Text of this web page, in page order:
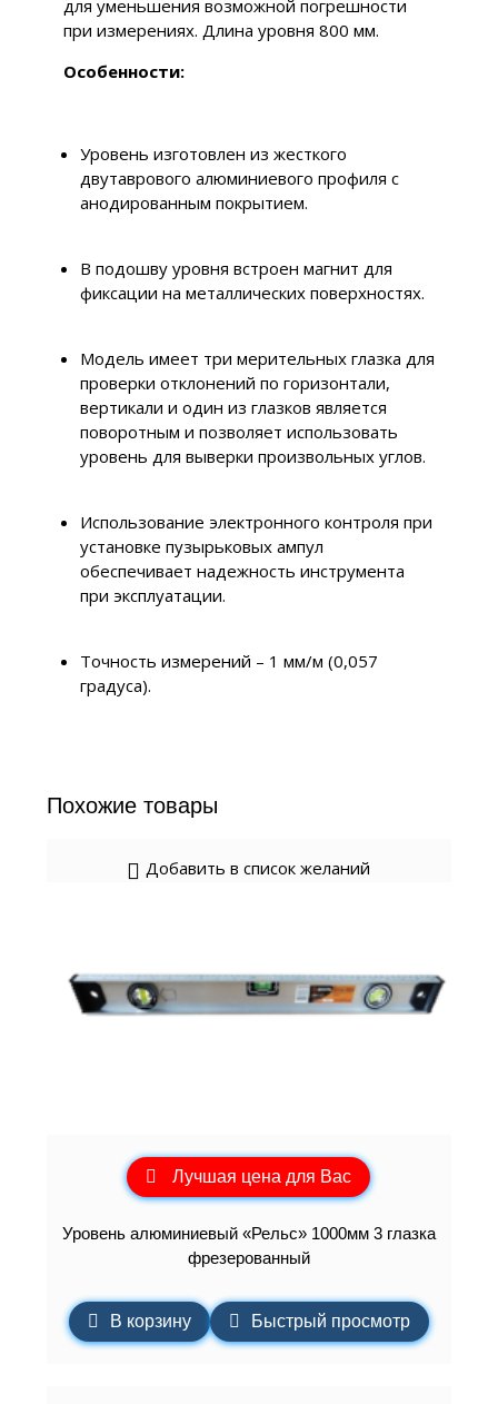
для уменьшения возможной погрешности
при измерениях. Длина уровня 800 мм.
Особенности:
Уровень изготовлен из жесткого
двутаврового алюминиевого профиля с
анодированным покрытием.
В подошву уровня встроен магнит для
фиксации на металлических поверхностях.
Модель имеет три мерительных глазка для
проверки отклонений по горизонтали,
вертикали и один из глазков является
поворотным и позволяет использовать
уровень для выверки произвольных углов.
Использование электронного контроля при
установке пузырьковых ампул
обеспечивает надежность инструмента
при эксплуатации.
Точность измерений – 1 мм/м (0,057
градуса).
Похожие товары
Добавить в список желаний
Лучшая цена для Вас
Уровень алюминиевый «Рельс» 1000мм 3 глазка
фрезерованный
В корзину Быстрый просмотр